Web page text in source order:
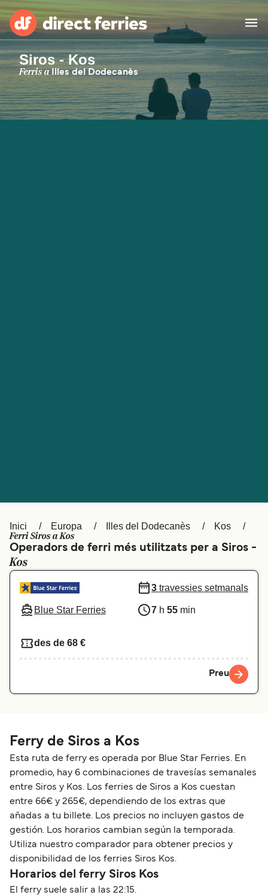
Països
Bitllets de Ferry
Ελλάδα Belgique (FR)
Polska Deutschland
Schweiz (DE) Norge
Siros - Kos
Ferris aIlles del Dodecanès
Inici Europa Illes del Dodecanès Kos
Ferri Siros a Kos
Operadors de ferri més utilitzats per a Siros -
Kos
Blue Star Ferries
3 travessies setmanals
7 h 55 min
des de 68 €
Preu
Ferry de Siros a Kos
Esta ruta de ferry es operada por Blue Star Ferries. En
promedio, hay 6 combinaciones de travesías semanales
entre Siros y Kos. Los ferries de Siros a Kos cuestan
entre 66€ y 265€, dependiendo de los extras que
añadas a tu billete. Los precios no incluyen gastos de
gestión. Los horarios cambian según la temporada.
Utiliza nuestro comparador para obtener precios y
disponibilidad de los ferries Siros Kos.
Horarios del ferry Siros Kos
El ferry suele salir a las 22:15.